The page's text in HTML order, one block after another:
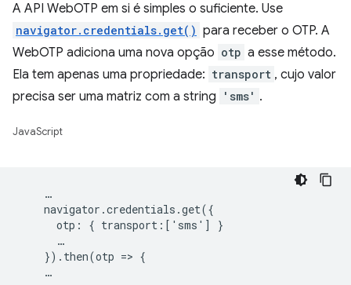
A API WebOTP em si é simples o suficiente. Use
navigator.credentials.get() para receber o OTP. A
WebOTP adiciona uma nova opção otp a esse método.
Ela tem apenas uma propriedade: transport , cujo valor
precisa ser uma matriz com a string
'sms' .
JavaScript
    …
    navigator.credentials.get({
      otp: { transport:['sms'] }
      …
    }).then(otp => {